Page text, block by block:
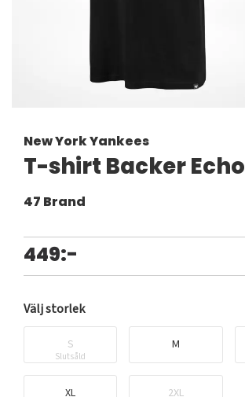
New York Yankees
T-shirt Backer Echo
47 Brand
449:-
Välj storlek
S
Slutsåld
M
XL 2XL